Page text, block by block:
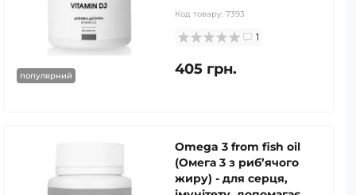
популярний
Код товару: 7393
1
405 грн.
Omega 3 from fish oil
(Омега 3 з риб’ячого
жиру) - для серця,